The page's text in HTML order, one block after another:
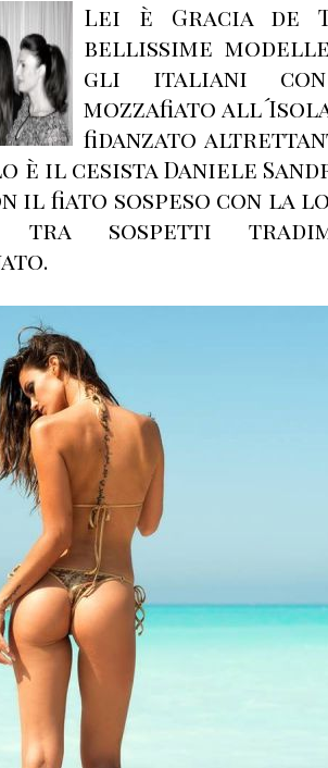
Lei è Gracia de
bellissime
gli italiani
mozzafiato
fidanzato
è il cesista Daniele
il fiato sospeso con la
sospetti